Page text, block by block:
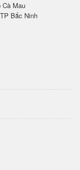
Cà Mau
Bắc Ninh